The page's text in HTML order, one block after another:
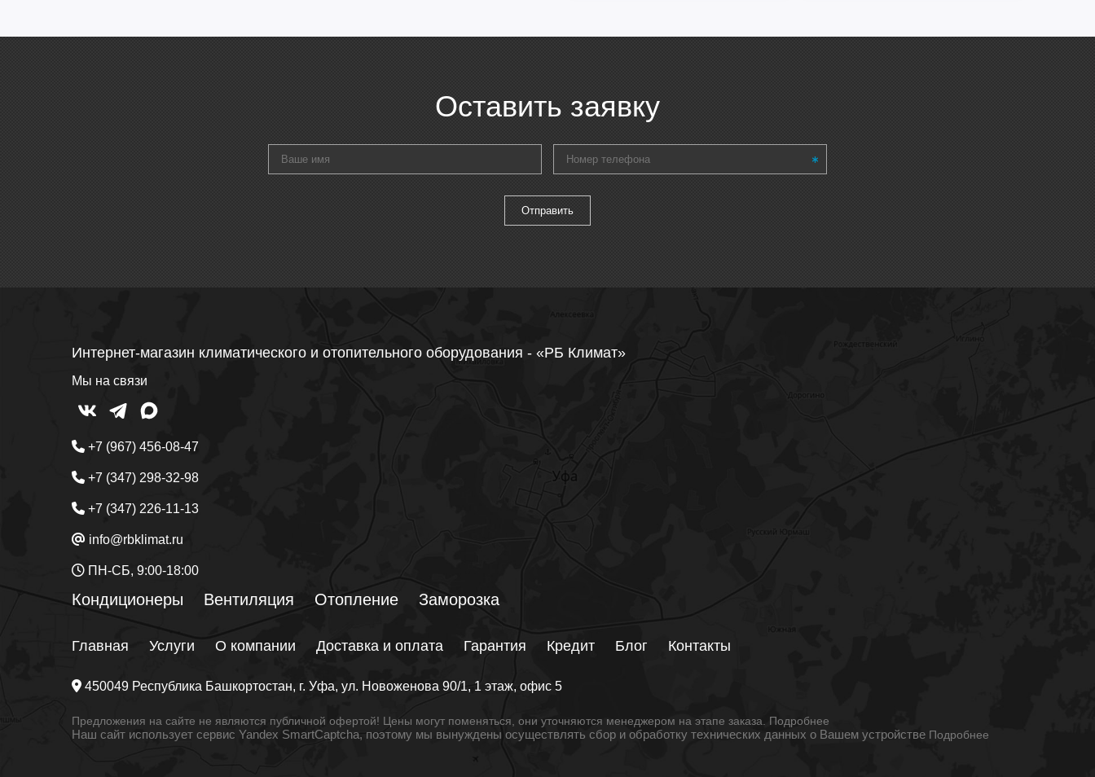
Оставить заявку
Интернет-магазин климатического и отопительного оборудования - «РБ Климат»
Мы на связи
+7 (967) 456-08-47
+7 (347) 298-32-98
+7 (347) 226-11-13
info@rbklimat.ru
ПН-СБ, 9:00-18:00
Кондиционеры Вентиляция Отопление Заморозка
Главная Услуги О компании Доставка и оплата Гарантия Кредит Блог Контакты
450049 Республика Башкортостан, г. Уфа, ул. Новоженова 90/1, 1 этаж, офис 5
Предложения на сайте не являются публичной офертой! Цены могут поменяться, они уточняются менеджером на этапе заказа. Подробнее
Наш сайт использует сервис Yandex SmartCaptcha, поэтому мы вынуждены осуществлять сбор и обработку технических данных о Вашем устройстве Подробнее